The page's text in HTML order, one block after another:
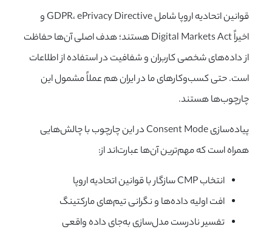
قوانین اتحادیه اروپا شامل GDPR، ePrivacy Directive و
اخیراً Digital Markets Act هستند؛ هدف اصلی آن‌ها حفاظت
از داده‌های شخصی کاربران و شفافیت در استفاده از اطلاعات
است. حتی کسب‌وکارهای ما در ایران هم عملاً مشمول این
چارچوب‌ها هستند.
پیاده‌سازی Consent Mode در این چارچوب با چالش‌هایی
همراه است که مهم‌ترین آن‌ها عبارت‌اند از:
انتخاب CMP سازگار با قوانین اتحادیه اروپا
افت اولیه داده‌ها و نگرانی تیم‌های مارکتینگ
تفسیر نادرست مدل‌سازی به‌جای داده واقعی